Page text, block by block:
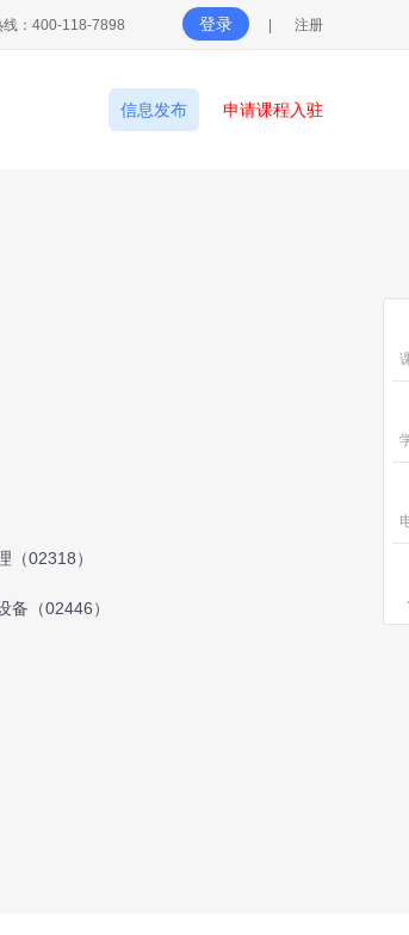
线：400-118-7898 登录 注册
信息发布 申请课程入驻
（02318）
备（02446）